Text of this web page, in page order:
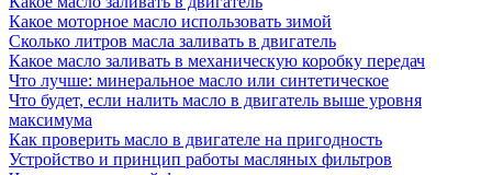
Какое моторное масло использовать зимой
Сколько литров масла заливать в двигатель
Какое масло заливать в механическую коробку передач
Что лучше: минеральное масло или синтетическое
Что будет, если налить масло в двигатель выше уровня
максимума
Как проверить масло в двигателе на пригодность
Устройство и принцип работы масляных фильтров